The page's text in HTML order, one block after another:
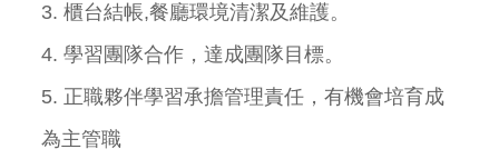
3. 櫃台結帳,餐廳環境清潔及維護。
4. 學習團隊合作，達成團隊目標。
5. 正職夥伴學習承擔管理責任，有機會培育成
為主管職